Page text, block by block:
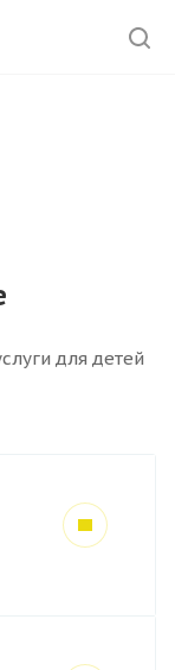
для детей